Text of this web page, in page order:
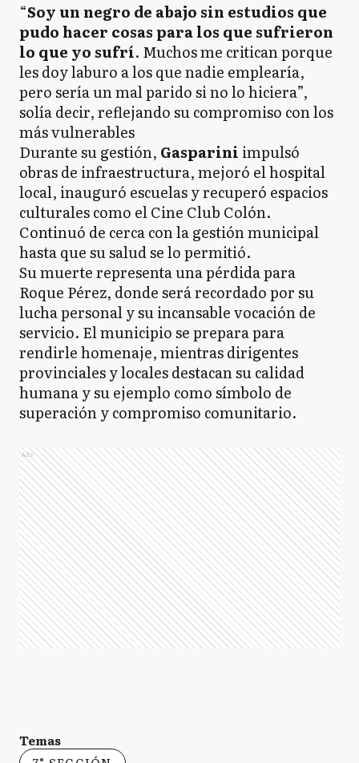
“Soy un negro de abajo sin estudios que
pudo hacer cosas para los que sufrieron
lo que yo sufrí. Muchos me critican porque
les doy laburo a los que nadie emplearía,
pero sería un mal parido si no lo hiciera”,
solía decir, reflejando su compromiso con los
más vulnerables
Durante su gestión, Gasparini impulsó
obras de infraestructura, mejoró el hospital
local, inauguró escuelas y recuperó espacios
culturales como el Cine Club Colón.
Continuó de cerca con la gestión municipal
hasta que su salud se lo permitió.
Su muerte representa una pérdida para
Roque Pérez, donde será recordado por su
lucha personal y su incansable vocación de
servicio. El municipio se prepara para
rendirle homenaje, mientras dirigentes
provinciales y locales destacan su calidad
humana y su ejemplo como símbolo de
superación y compromiso comunitario.
Ads
Temas